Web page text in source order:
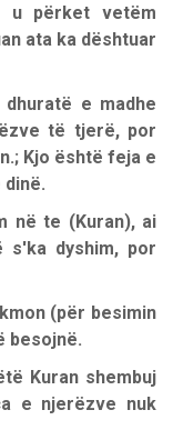
u përket vetëm
ata ka dështuar
e madhe
të tjerë, por
Kjo është feja e
në te (Kuran), ai
dyshim, por
(për besimin
besojnë.
Kuran shembuj
e njerëzve nuk